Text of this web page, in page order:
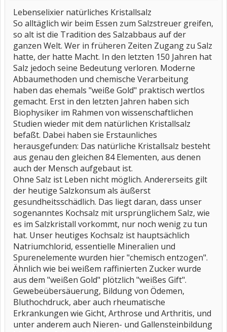
Lebenselixier natürliches Kristallsalz
So alltäglich wir beim Essen zum Salzstreuer greifen,
so alt ist die Tradition des Salzabbaus auf der
ganzen Welt. Wer in früheren Zeiten Zugang zu Salz
hatte, der hatte Macht. In den letzten 150 Jahren hat
Salz jedoch seine Bedeutung verloren. Moderne
Abbaumethoden und chemische Verarbeitung
haben das ehemals "weiße Gold" praktisch wertlos
gemacht. Erst in den letzten Jahren haben sich
Biophysiker im Rahmen von wissenschaftlichen
Studien wieder mit dem natürlichen Kristallsalz
befaßt. Dabei haben sie Erstaunliches
herausgefunden: Das natürliche Kristallsalz besteht
aus genau den gleichen 84 Elementen, aus denen
auch der Mensch aufgebaut ist.
Ohne Salz ist Leben nicht möglich. Andererseits gilt
der heutige Salzkonsum als äußerst
gesundheitsschädlich. Das liegt daran, dass unser
sogenanntes Kochsalz mit ursprünglichem Salz, wie
es im Salzkristall vorkommt, nur noch wenig zu tun
hat. Unser heutiges Kochsalz ist hauptsächlich
Natriumchlorid, essentielle Mineralien und
Spurenelemente wurden hier "chemisch entzogen".
Ähnlich wie bei weißem raffinierten Zucker wurde
aus dem "weißen Gold" plötzlich "weißes Gift".
Gewebeübersäuerung, Bildung von Ödemen,
Bluthochdruck, aber auch rheumatische
Erkrankungen wie Gicht, Arthrose und Arthritis, und
unter anderem auch Nieren- und Gallensteinbildung